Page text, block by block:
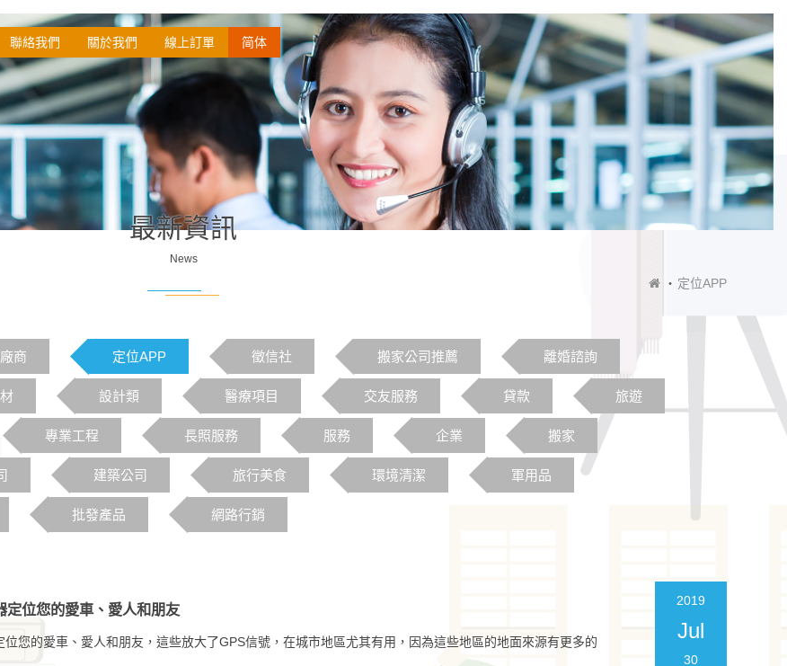
聯絡我們 關於我們 線上訂單 简体
最新資訊
News
定位APP
商 定位APP 徵信社 搬家公司推薦 離婚諮詢
設計類 醫療項目 交友服務 貸款 旅遊
專業工程 長照服務 服務 企業 搬家
建築公司 旅行美食 環境清潔 軍用品
批發產品 網路行銷
定位您的愛車、愛人和朋友
位您的愛車、愛人和朋友，這些放大了GPS信號，在城市地區尤其有用，因為這些地區的地面來源有更多的
2019
Jul
30